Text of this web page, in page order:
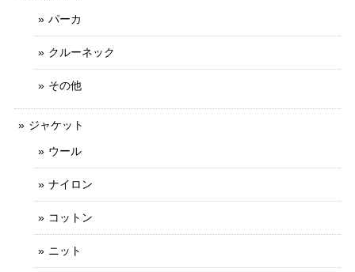
パーカ
クルーネック
その他
ジャケット
ウール
ナイロン
コットン
ニット